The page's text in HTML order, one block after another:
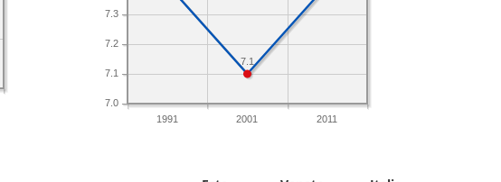
1991 2001 2011
7.0
7.1
7.2
7.3
7.1